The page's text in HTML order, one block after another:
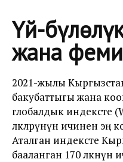
Үй-
жана
2021-жылы
бакубаттыгы жана
глобалдык индексте
өлкөлөрүнүн ичинен эң
Аталган индексте
бааланган 170